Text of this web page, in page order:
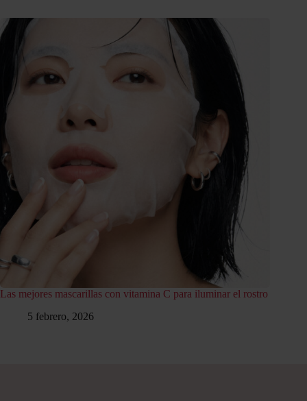
Las mejores mascarillas con vitamina C para iluminar el rostro
5 febrero, 2026